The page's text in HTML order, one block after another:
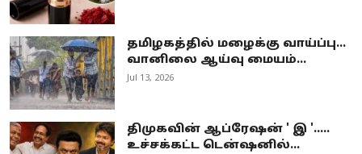
தமிழகத்தில் மழைக்கு வாய்ப்பு...
வானிலை ஆய்வு மையம்...
Jul 13, 2026
திமுகவின் ஆப்ரேஷன் ' இ '.....
உச்சக்கட்ட டென்ஷனில்...